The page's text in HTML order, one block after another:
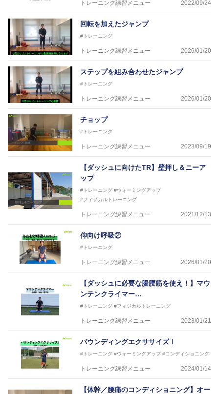
トレーニング練習メニュー 2022/09/24
回転を加えたジャンプ
#トレーニング
トレーニング練習メニュー 2026/01/20
ステップを組み合わせたジャンプ
#トレーニング
トレーニング練習メニュー 2026/01/20
チョップ
#トレーニング
トレーニング練習メニュー 2023/09/19
【ダッシュに向けたTR】壁押し＆ニーア
ップ
#トレーニング #ウォーミングアップ
#フィジカルトレーニング
トレーニング練習メニュー 2021/12/13
仰向け呼吸②
#トレーニング
トレーニング練習メニュー 2026/01/20
【ダッシュに必要な腸腰筋を使え！】マウ
ンテンクライマー…
#トレーニング #フィジカルトレーニング
トレーニング練習メニュー 2023/01/21
バウンディングエクササイズⅠ
#トレーニング #ウォーミングアップ #コンディショニング
トレーニング練習メニュー 2024/01/14
【体幹／腰痛のコンディショニング】オー